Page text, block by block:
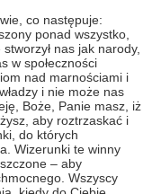
co następuje:
ponad wszystko,
nas jak narody,
w społeczności
nad marnościami i
i nie może nas
Boże, Panie masz, iż
aby roztrzaskać i
do których
Wizerunki te winny
– aby
Wszyscy